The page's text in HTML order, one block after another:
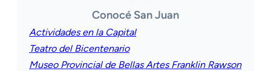
Conocé San Juan
Actividades en la Capital
Teatro del Bicentenario
Museo Provincial de Bellas Artes Franklin Rawson